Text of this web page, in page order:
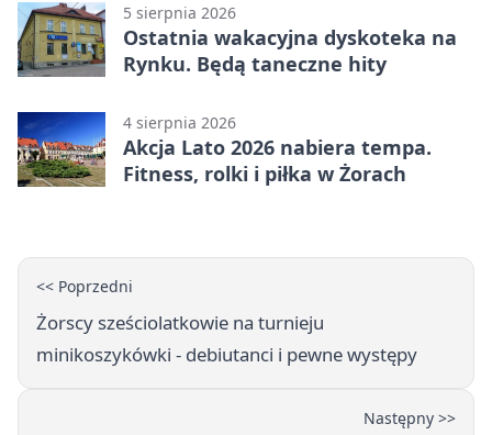
5 sierpnia 2026
Ostatnia wakacyjna dyskoteka na
Rynku. Będą taneczne hity
4 sierpnia 2026
Akcja Lato 2026 nabiera tempa.
Fitness, rolki i piłka w Żorach
<< Poprzedni
Żorscy sześciolatkowie na turnieju
minikoszykówki - debiutanci i pewne występy
Następny >>